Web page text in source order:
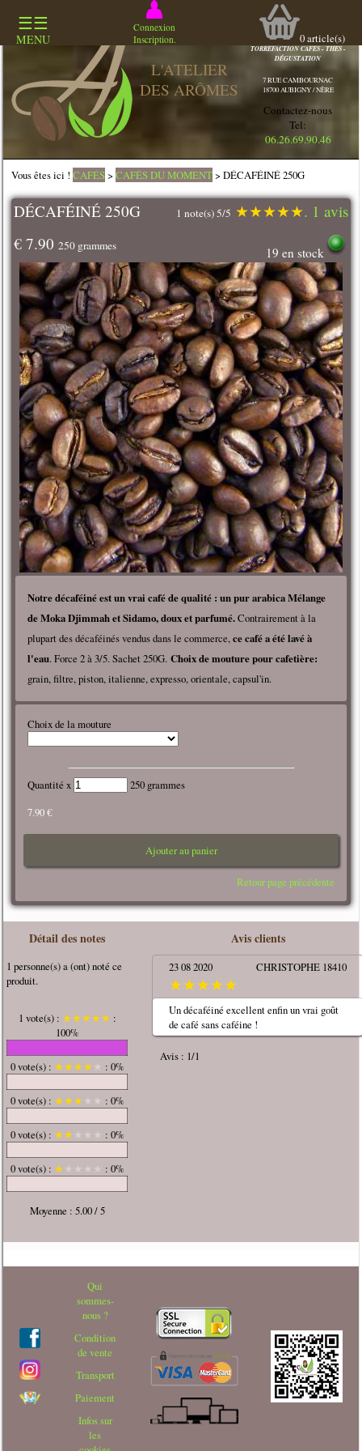
☰☰
MENU
Connexion
Inscription.
0article(s)
L'ATELIER
DES ARÔMES
COMMERCE
SPECIALISÉ
TORREFACTION CAFES - THES -
DÉGUSTATION
7 RUE CAMBOURNAC
18700 AUBIGNY / NÈRE
Contactez-nous
Tel:
06.26.69.90.46
Vous êtes ici !CAFÉS>CAFÉS DU MOMENT> DÉCAFÉINÉ 250G
DÉCAFÉINÉ 250G 1 note(s) 5/5 ★★★★★. 1 avis
€ 7.90250 grammes 19 en stock
Notre décaféiné est un vrai café de qualité : un pur arabica Mélange
de Moka Djimmah et Sidamo, doux et parfumé.Contrairement à la
plupart des décaféinés vendus dans le commerce,ce café a été lavé à
l'eau. Force 2 à 3/5. Sachet 250G.Choix de mouture pour cafetière:
grain, filtre, piston, italienne, expresso, orientale, capsul'in.
Choix de la mouture
Quantité x
250 grammes
7.90 €
Ajouter au panier
Retour page précédente
Détail des notes
1 personne(s) a (ont) noté ce
produit.
1 vote(s) : ★★★★★ :
100%
0 vote(s) : ★★★★ ★ : 0%
0 vote(s) : ★★★ ★ ★ : 0%
0 vote(s) : ★★ ★ ★ ★ : 0%
0 vote(s) : ★ ★ ★ ★ ★ : 0%
Moyenne : 5.00 / 5
Avis clients
23 08 2020 CHRISTOPHE 18410
★★★★★
Un décaféiné excellent enfin un vrai goût
de café sans caféine !
Avis : 1/1
Qui
sommes-
nous ?
Condition
de vente
Transport
Paiement
Infos sur
les